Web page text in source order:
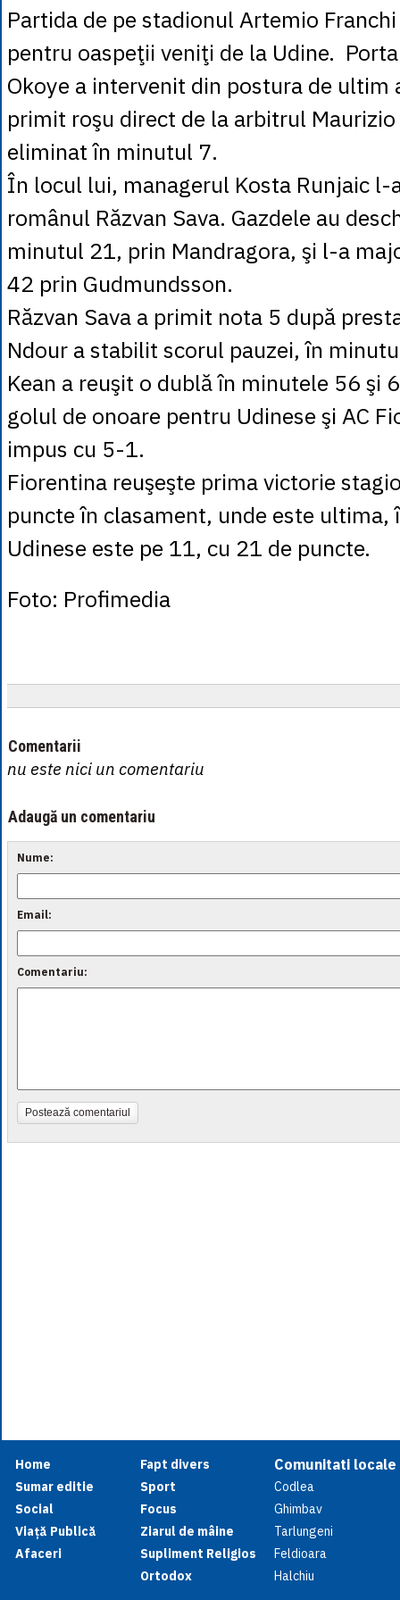
Partida de pe stadionul Artemio
pentru oaspeţii veniţi de la Udine.
Okoye a intervenit din postura de ultim
primit roşu direct de la arbitrul
eliminat în minutul 7.
În locul lui, managerul Kosta Runjaic l-
românul Răzvan Sava. Gazdele au
minutul 21, prin Mandragora, şi l-a
42 prin Gudmundsson.
Răzvan Sava a primit nota 5 după
Ndour a stabilit scorul pauzei, în
Kean a reuşit o dublă în minutele 56 şi
golul de onoare pentru Udinese şi AC
impus cu 5-1.
Fiorentina reuşeşte prima victorie
puncte în clasament, unde este ultima,
Udinese este pe 11, cu 21 de puncte.
Foto: Profimedia
Comentarii
nu este nici un comentariu
Adaugă un comentariu
Nume:
Email:
Comentariu:
Postează comentariul
Home
Sumar editie
Social
Viață Publică
Afaceri
Fapt divers
Sport
Focus
Ziarul de mâine
Supliment Religios
Ortodox
Comunitati locale
Codlea
Ghimbav
Tarlungeni
Feldioara
Halchiu